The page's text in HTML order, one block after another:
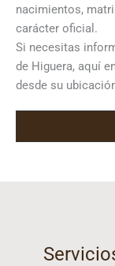
nacimientos,
carácter oficial.
Si necesitas
de Higuera, aquí
desde su